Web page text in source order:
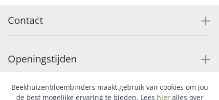
Contact
Openingstijden
Service
Beekhuizenbloembinders maakt gebruik van cookies om jou
de best mogelijke ervaring te bieden. Lees hieralles over